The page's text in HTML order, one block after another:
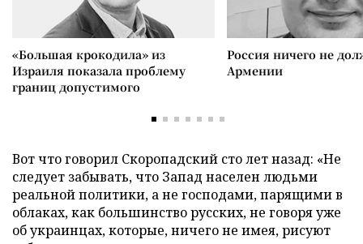
«Большая крокодила» из
Израиля показала проблему
границ допустимого
Россия ничего не
Армении
Вот что говорил Скоропадский сто лет назад: «Не
следует забывать, что Запад населен людьми
реальной политики, а не господами, парящими в
облаках, как большинство русских, не говоря уже
об украинцах, которые, ничего не имея, рисуют